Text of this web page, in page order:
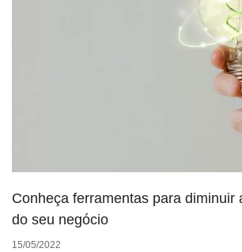
Conheça ferramentas para diminuir
do seu negócio
15/05/2022